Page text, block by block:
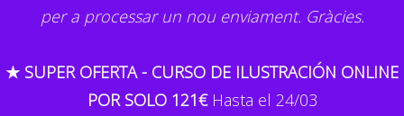
GEMMA CAPDEVILA
Il·lustració
per a processar un nou enviament. Gràcies.
★ SUPER OFERTA - CURSO DE ILUSTRACIÓN ONLINE
POR SOLO 121€ Hasta el 24/03